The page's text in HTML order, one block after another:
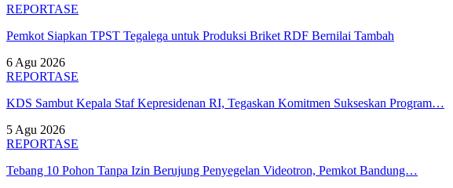
REPORTASE
Pemkot Siapkan TPST Tegalega untuk Produksi Briket RDF Bernilai Tambah
6 Agu 2026
REPORTASE
KDS Sambut Kepala Staf Kepresidenan RI, Tegaskan Komitmen Sukseskan Program…
5 Agu 2026
REPORTASE
Tebang 10 Pohon Tanpa Izin Berujung Penyegelan Videotron, Pemkot Bandung…